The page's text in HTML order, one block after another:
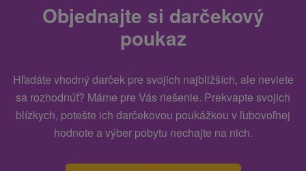
Objednajte si darčekový
poukaz
Hľadáte vhodný darček pre svojich najbližších, ale neviete
sa rozhodnúť? Máme pre Vás riešenie. Prekvapte svojich
blízkych, potešte ich darčekovou poukážkou v ľubovoľnej
hodnote a výber pobytu nechajte na nich.